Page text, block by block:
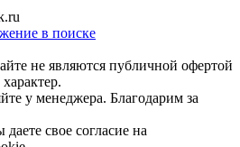
в поиске
не являются публичной офертой
у менеджера. Благодарим за
свое согласие на